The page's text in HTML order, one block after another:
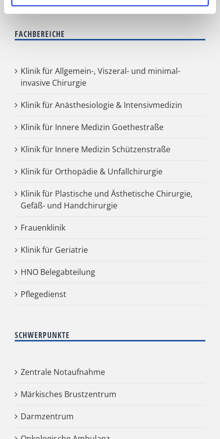
FACHBEREICHE
Klinik für Allgemein-, Viszeral- und minimal-
invasive Chirurgie
Klinik für Anästhesiologie & Intensivmedizin
Klinik für Innere Medizin Goethestraße
Klinik für Innere Medizin Schützenstraße
Klinik für Orthopädie & Unfallchirurgie
Klinik für Plastische und Ästhetische Chirurgie,
Gefäß- und Handchirurgie
Frauenklinik
Klinik für Geriatrie
HNO Belegabteilung
Pflegedienst
SCHWERPUNKTE
Zentrale Notaufnahme
Märkisches Brustzentrum
Darmzentrum